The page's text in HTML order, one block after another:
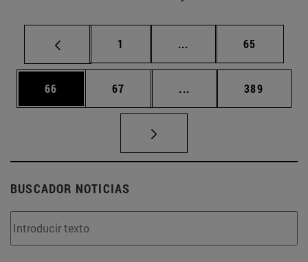
Página
1 ... Páginas intermedias
Página
65
Página
66 Página
67 ... Páginas intermedias
Página
389
BUSCADOR NOTICIAS